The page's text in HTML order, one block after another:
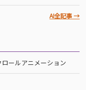
AI全記事 →
ールアニメーション